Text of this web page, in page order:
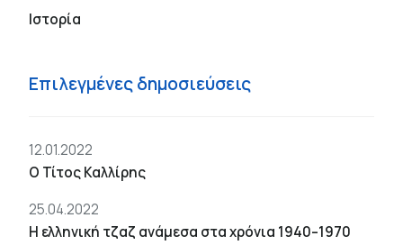
Ιστορία
Επιλεγμένες δημοσιεύσεις
12.01.2022
Ο Τίτος Καλλίρης
25.04.2022
Η ελληνική τζαζ ανάμεσα στα χρόνια 1940–1970